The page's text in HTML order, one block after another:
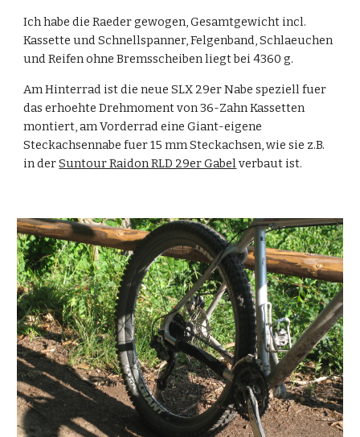
Ich habe die Raeder gewogen, Gesamtgewicht incl.
Kassette und Schnellspanner, Felgenband, Schlaeuchen
und Reifen ohne Bremsscheiben liegt bei 4360 g.
Am Hinterrad ist die neue SLX 29er Nabe speziell fuer
das erhoehte Drehmoment von 36-Zahn Kassetten
montiert, am Vorderrad eine Giant-eigene
Steckachsennabe fuer 15 mm Steckachsen, wie sie z.B.
in der Suntour Raidon RLD 29er Gabel verbaut ist.